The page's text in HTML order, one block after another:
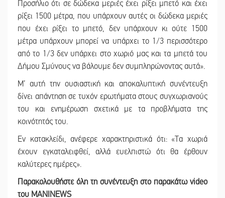
Προσήλιο ότι σε δώδεκα μεριές έχει ρίξει μπετό και έχει
ρίξει 1500 μέτρα, που υπάρχουν αυτές οι δώδεκα μεριές
που έχει ρίξει το μπετό, δεν υπάρχουν κι ούτε 1500
μέτρα υπάρχουν μπορεί να υπάρχει το 1/3 περισσότερο
από το 1/3 δεν υπάρχει στο χωριό μας και τα μπετά του
Δήμου Σμύνους να βάλουμε δεν συμπληρώνοντας αυτά».
Μ’ αυτή την ουσιαστική και αποκαλυπτική συνέντευξη
δίνει απάντηση σε τυχόν ερωτήματα στους συγχωριανούς
του και ενημέρωση σχετικά με τα προβλήματα της
κοινότητάς του.
Εν κατακλείδι, ανέφερε χαρακτηριστικά ότι: «Τα χωριά
έχουν εγκαταλειφθεί, αλλά ευελπιστώ ότι θα έρθουν
καλύτερες ημέρες».
Παρακολουθήστε όλη τη συνέντευξη στο παρακάτω video
του MANINEWS